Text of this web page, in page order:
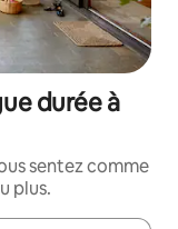
durée à
sentez comme
plus.